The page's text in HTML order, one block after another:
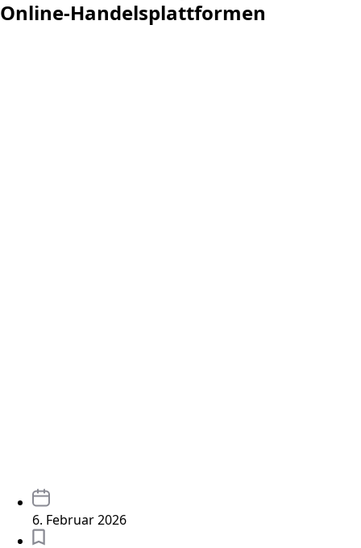
Online-Handelsplattformen
6. Februar 2026